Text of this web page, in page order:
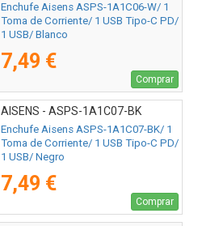
Enchufe Aisens ASPS-1A1C06-W/ 1
Toma de Corriente/ 1 USB Tipo-C PD/
1 USB/ Blanco
7,49 €
Comprar
AISENS - ASPS-1A1C07-BK
Enchufe Aisens ASPS-1A1C07-BK/ 1
Toma de Corriente/ 1 USB Tipo-C PD/
1 USB/ Negro
7,49 €
Comprar